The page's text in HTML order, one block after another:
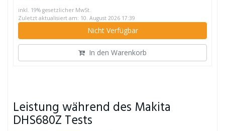
inkl. 19% gesetzlicher MwSt.
Zuletzt aktualisiert am: 10. August 2026 17:39
Nicht Verfügbar
In den Warenkorb
Leistung während des Makita
DHS680Z Tests